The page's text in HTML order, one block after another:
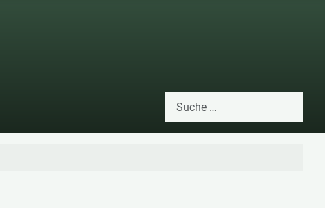
Suchen